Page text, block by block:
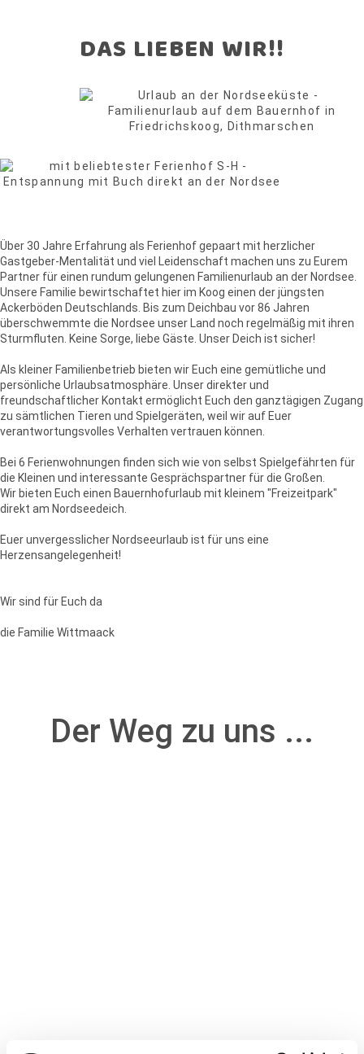
DAS LIEBEN WIR!!
Über 30 Jahre Erfahrung als Ferienhof gepaart mit herzlicher
Gastgeber-Mentalität und viel Leidenschaft machen uns zu Eurem
Partner für einen rundum gelungenen Familienurlaub an der Nordsee.
Unsere Familie bewirtschaftet hier im Koog einen der jüngsten
Ackerböden Deutschlands. Bis zum Deichbau vor 86 Jahren
überschwemmte die Nordsee unser Land noch regelmäßig mit ihren
Sturmfluten. Keine Sorge, liebe Gäste. Unser Deich ist sicher!
Als kleiner Familienbetrieb bieten wir Euch eine gemütliche und
persönliche Urlaubsatmosphäre. Unser direkter und
freundschaftlicher Kontakt ermöglicht Euch den ganztägigen Zugang
zu sämtlichen Tieren und Spielgeräten, weil wir auf Euer
verantwortungsvolles Verhalten vertrauen können.
Bei 6 Ferienwohnungen finden sich wie von selbst Spielgefährten für
die Kleinen und interessante Gesprächspartner für die Großen.
Wir bieten Euch einen Bauernhofurlaub mit kleinem "Freizeitpark"
direkt am Nordseedeich.
Euer unvergesslicher Nordseeurlaub ist für uns eine
Herzensangelegenheit!
Wir sind für Euch da
die Familie Wittmaack
Der Weg zu uns ...